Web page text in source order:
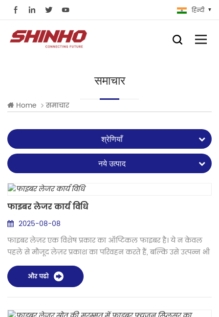
हिन्दी
समाचार
Home समाचार
श्रेणियाँ
नये उत्पाद
फाइबर लेजर कार्य विधि
2025-08-08
फाइबर लेज़र एक विशेष प्रकार का ऑप्टिकल फाइबर है। ये न केवल
पहले से मौजूद लेज़र प्रकाश का परिवहन करते हैं, बल्कि उसे उत्पन्न भी
करते हैं। आइये जानें कि फाइबर लेजर कैसे काम करता है। सभी
ऑप्टिकल फाइबर के केंद्र में कोर होता है। पूर्ण आंतरिक परावर्तन के
कारण प्रकाश यहीं समाहित होता है। फाइबर लेज़रों के मामले में, कोर
(आमतौर पर सिलिका ग्लास) में दुर्लभ-पृथ्वी तत्वों के परमाणु होते हैं,
जिन्हें डोपेंट क...
और पढो